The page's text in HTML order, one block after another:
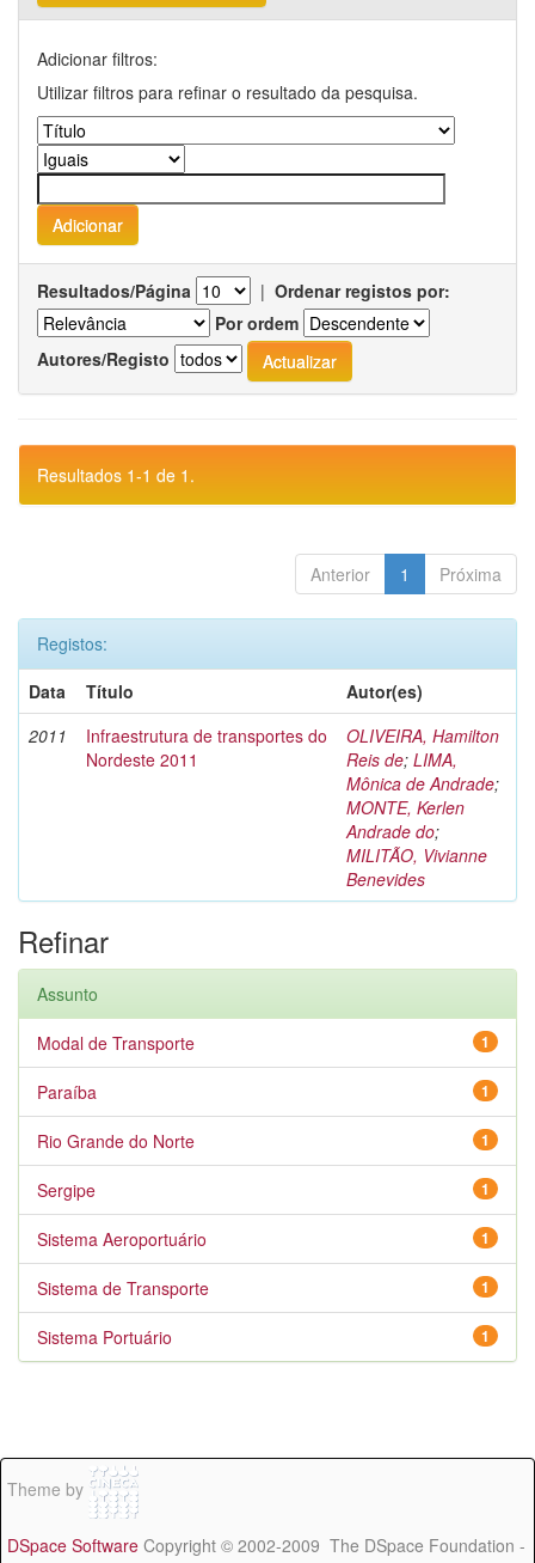
Adicionar filtros:
Utilizar filtros para refinar o resultado da pesquisa.
Resultados/Página | Ordenar registos por:
Por ordem
Autores/Registo
Resultados 1-1 de 1.
Anterior 1 Próxima
Registos:
Data
Título
Autor(es)
2011
Infraestrutura de transportes do
Nordeste 2011
OLIVEIRA, Hamilton
Reis de; LIMA,
Mônica de Andrade;
MONTE, Kerlen
Andrade do;
MILITÃO, Vivianne
Benevides
Refinar
Assunto
1
Modal de Transporte
1
Paraíba
1
Rio Grande do Norte
1
Sergipe
1
Sistema Aeroportuário
1
Sistema de Transporte
1
Sistema Portuário
Theme by
DSpace Software Copyright © 2002-2009 The DSpace Foundation -